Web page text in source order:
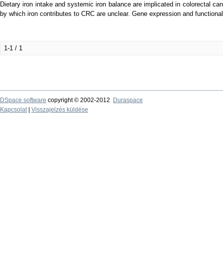
Dietary iron intake and systemic iron balance are implicated in colorectal
by which iron contributes to CRC are unclear. Gene expression and
1-1 / 1
DSpace software copyright © 2002-2012
Duraspace
Kapcsolat| Visszajelzés küldése